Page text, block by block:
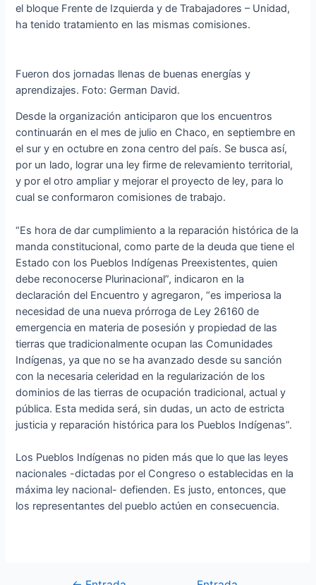
el bloque Frente de Izquierda y de Trabajadores – Unidad,
ha tenido tratamiento en las mismas comisiones.
Fueron dos jornadas llenas de buenas energías y
aprendizajes. Foto: German David.
Desde la organización anticiparon que los encuentros
continuarán en el mes de julio en Chaco, en septiembre en
el sur y en octubre en zona centro del país. Se busca así,
por un lado, lograr una ley firme de relevamiento territorial,
y por el otro ampliar y mejorar el proyecto de ley, para lo
cual se conformaron comisiones de trabajo.
“Es hora de dar cumplimiento a la reparación histórica de la
manda constitucional, como parte de la deuda que tiene el
Estado con los Pueblos Indígenas Preexistentes, quien
debe reconocerse Plurinacional”, indicaron en la
declaración del Encuentro y agregaron, “es imperiosa la
necesidad de una nueva prórroga de Ley 26160 de
emergencia en materia de posesión y propiedad de las
tierras que tradicionalmente ocupan las Comunidades
Indígenas, ya que no se ha avanzado desde su sanción
con la necesaria celeridad en la regularización de los
dominios de las tierras de ocupación tradicional, actual y
pública. Esta medida será, sin dudas, un acto de estricta
justicia y reparación histórica para los Pueblos Indígenas”.
Los Pueblos Indígenas no piden más que lo que las leyes
nacionales -dictadas por el Congreso o establecidas en la
máxima ley nacional- defienden. Es justo, entonces, que
los representantes del pueblo actúen en consecuencia.